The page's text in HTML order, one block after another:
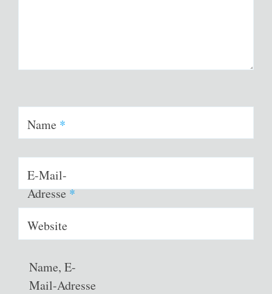
Name *
E-Mail-
Adresse*
Website
Name, E-
Mail-Adresse